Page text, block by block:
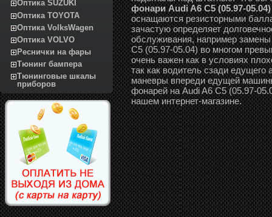
Оптика SUZUKI
Оптика TOYOTA
Оптика VolksWagen
Оптика VOLVO
Реснички на фары
Тюнинг бампера
Тюнинговые шкалы
приборов
фонари Audi A6 C5 (05.97-05.04)
оснащаются резисторными
зачастую определяет
обслуживания, например
C5 (05.97-05.04) во многом
очень важен как в условиях
так как водитель сзади едущего
маневры впереди едущей
фонарей на Audi A6 C5 (05.97-
нашем интернет-магазине.